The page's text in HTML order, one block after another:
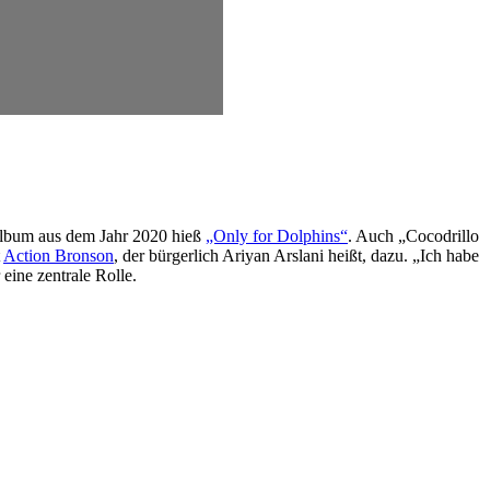
aus dem Jahr 2020 hieß „Only for Dolphins“. Auch „Cocodrillo
Action Bronson, der bürgerlich Ariyan Arslani heißt, dazu. „Ich habe
eine zentrale Rolle.